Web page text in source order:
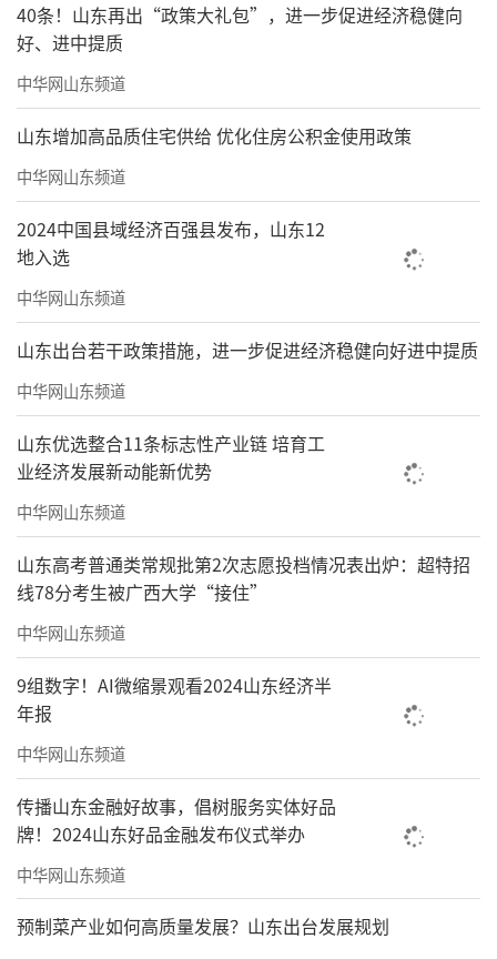
40条！山东再出“政策大礼包”，进一步促进经济稳健向
好、进中提质
中华网山东频道
山东增加高品质住宅供给 优化住房公积金使用政策
中华网山东频道
2024中国县域经济百强县发布，山东12
地入选
中华网山东频道
山东出台若干政策措施，进一步促进经济稳健向好进中提质
中华网山东频道
山东优选整合11条标志性产业链 培育工
业经济发展新动能新优势
中华网山东频道
山东高考普通类常规批第2次志愿投档情况表出炉：超特招
线78分考生被广西大学“接住”
中华网山东频道
9组数字！AI微缩景观看2024山东经济半
年报
中华网山东频道
传播山东金融好故事，倡树服务实体好品
牌！2024山东好品金融发布仪式举办
中华网山东频道
预制菜产业如何高质量发展？山东出台发展规划